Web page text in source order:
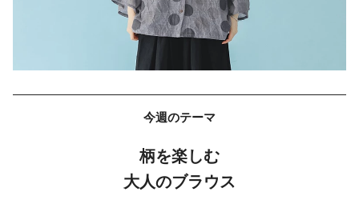
今週のテーマ
柄を楽しむ
大人のブラウス